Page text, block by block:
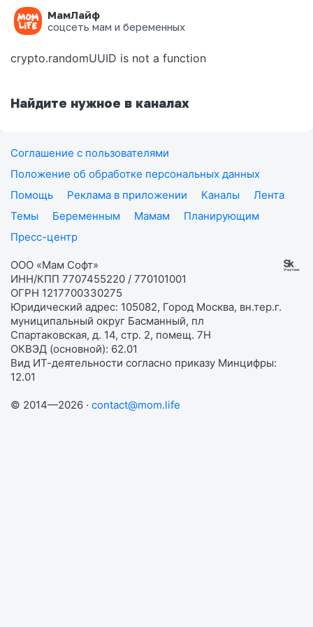
МамЛайф
соцсеть мам и беременных
Ошибка на странице
crypto.randomUUID is not a function
Найдите нужное в каналах
Соглашение с пользователями
Положение об обработке персональных данных
Помощь
Реклама в приложении Каналы
Лента
Темы
Беременным Мамам
Планирующим
Пресс-центр
ООО «Мам Софт»
ИНН/КПП 7707455220 / 770101001
ОГРН 1217700330275
Юридический адрес: 105082, Город Москва, вн.тер.г.
муниципальный округ Басманный, пл
Спартаковская, д. 14, стр. 2, помещ. 7Н
ОКВЭД (основной): 62.01
Вид ИТ-деятельности согласно приказу Минцифры:
12.01
© 2014—2026 · contact@mom.life